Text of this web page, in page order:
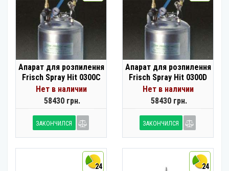
Апарат для розпилення
Frisch Spray Hit 0300C
Нет в наличии
58430 грн.
ЗАКОНЧИЛСЯ
Апарат для розпилення
Frisch Spray Hit 0300D
Нет в наличии
58430 грн.
ЗАКОНЧИЛСЯ
24 24